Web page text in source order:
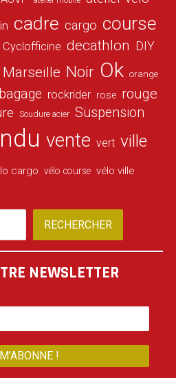
cadre cargo course
Cyclofficine decathlon DIY
Marseille Noir Ok orange
rockrider rose rouge
Soudure acier Suspension
vente vert ville
cargo vélo course vélo ville
RECHERCHER
NEWSLETTER